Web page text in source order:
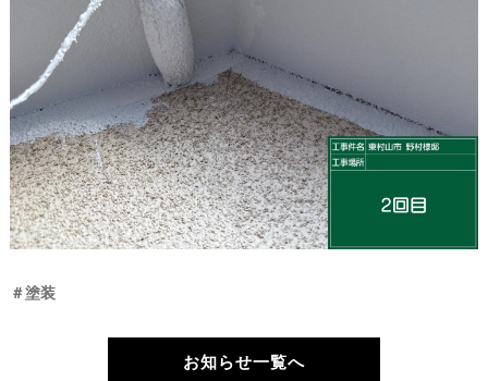
＃塗装
お知らせ一覧へ